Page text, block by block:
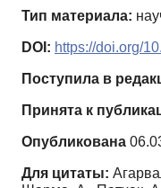
Тип материала:
DOI: https://doi.org/
Поступила в
Принята к
Опубликована
Для цитаты: